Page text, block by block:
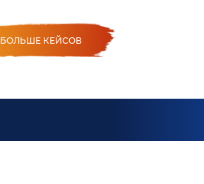
БОЛЬШЕ КЕЙСОВ